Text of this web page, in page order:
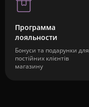
Программа
лояльности
Бонуси та подарунки для
постійних клієнтів
магазину